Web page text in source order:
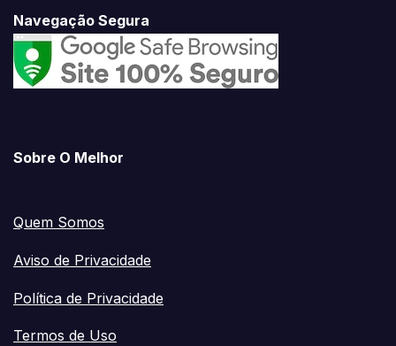
Navegação Segura
Sobre O Melhor
Quem Somos
Aviso de Privacidade
Política de Privacidade
Termos de Uso